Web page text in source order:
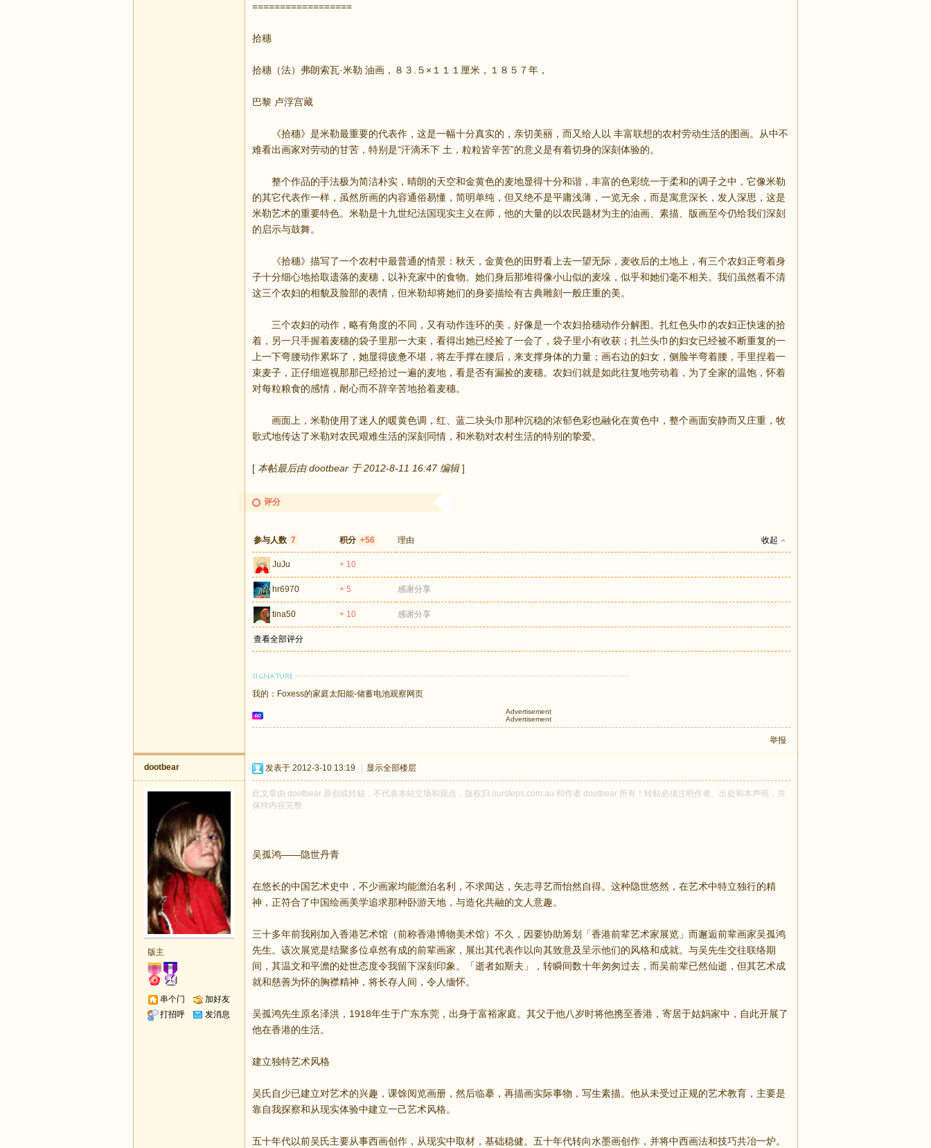
==================
拾穗
拾穗（法）弗朗索瓦·米勒 油画，８３.５×１１１厘米，１８５７年，
巴黎 卢浮宫藏
《拾穗》是米勒最重要的代表作，这是一幅十分真实的，亲切美丽，而又给人以 丰富联想的农村劳动生活的图画。从中不
难看出画家对劳动的甘苦，特别是“汗滴禾下 土，粒粒皆辛苦”的意义是有着切身的深刻体验的。
整个作品的手法极为简洁朴实，晴朗的天空和金黄色的麦地显得十分和谐，丰富的色彩统一于柔和的调子之中，它像米勒
的其它代表作一样，虽然所画的内容通俗易懂，简明单纯，但又绝不是平庸浅薄，一览无余，而是寓意深长，发人深思，这是
米勒艺术的重要特色。米勒是十九世纪法国现实主义在师，他的大量的以农民题材为主的油画、素描、版画至今仍给我们深刻
的启示与鼓舞。
《拾穗》描写了一个农村中最普通的情景：秋天，金黄色的田野看上去一望无际，麦收后的土地上，有三个农妇正弯着身
子十分细心地拾取遗落的麦穗，以补充家中的食物。她们身后那堆得像小山似的麦垛，似乎和她们毫不相关。我们虽然看不清
这三个农妇的相貌及脸部的表情，但米勒却将她们的身姿描绘有古典雕刻一般庄重的美。
三个农妇的动作，略有角度的不同，又有动作连环的美，好像是一个农妇拾穗动作分解图。扎红色头巾的农妇正快速的拾
着，另一只手握着麦穗的袋子里那一大束，看得出她已经捡了一会了，袋子里小有收获；扎兰头巾的妇女已经被不断重复的一
上一下弯腰动作累坏了，她显得疲惫不堪，将左手撑在腰后，来支撑身体的力量；画右边的妇女，侧脸半弯着腰，手里捏着一
束麦子，正仔细巡视那那已经拾过一遍的麦地，看是否有漏捡的麦穗。农妇们就是如此往复地劳动着，为了全家的温饱，怀着
对每粒粮食的感情，耐心而不辞辛苦地拾着麦穗。
画面上，米勒使用了迷人的暖黄色调，红、蓝二块头巾那种沉稳的浓郁色彩也融化在黄色中，整个画面安静而又庄重，牧
歌式地传达了米勒对农民艰难生活的深刻同情，和米勒对农村生活的特别的挚爱。
[ 本帖最后由 dootbear 于 2012-8-11 16:47 编辑]
评分
参与人数 7 积分 +56 收起
理由
JuJu + 10
hr6970 + 5 感谢分享
tina50 + 10 感谢分享
查看全部评分
我的： Foxess的家庭太阳能-储蓄电池观察网页
Advertisement
Advertisement
举报
dootbear
版主
串个门
加好友
打招呼
发消息
发表于 2012-3-10 13:19 显示全部楼层
此文章由 dootbear 原创或转贴，不代表本站立场和观点，版权归 oursteps.com.au 和作者 dootbear 所有！转贴必须注明作者、出处和本声明，并
保持内容完整
吴孤鸿——隐世丹青
在悠长的中国艺术史中，不少画家均能澹泊名利，不求闻达，矢志寻艺而怡然自得。这种隐世悠然，在艺术中特立独行的精
神，正符合了中国绘画美学追求那种卧游天地，与造化共融的文人意趣。
三十多年前我刚加入香港艺术馆（前称香港博物美术馆）不久，因要协助筹划「香港前辈艺术家展览」而邂逅前辈画家吴孤鸿
先生。该次展览是结聚多位卓然有成的前辈画家，展出其代表作以向其致意及呈示他们的风格和成就。与吴先生交往联络期
间，其温文和平澹的处世态度令我留下深刻印象。「逝者如斯夫」，转瞬间数十年匆匆过去，而吴前辈已然仙逝，但其艺术成
就和慈善为怀的胸襟精神，将长存人间，令人缅怀。
吴孤鸿先生原名泽洪，1918年生于广东东莞，出身于富裕家庭。其父于他八岁时将他携至香港，寄居于姑妈家中，自此开展了
他在香港的生活。
建立独特艺术风格
吴氏自少已建立对艺术的兴趣，课馀阅览画册，然后临摹，再描画实际事物，写生素描。他从未受过正规的艺术教育，主要是
靠自我探察和从现实体验中建立一己艺术风格。
五十年代以前吴氏主要从事西画创作，从现实中取材，基础稳健。五十年代转向水墨画创作，并将中西画法和技巧共冶一炉。